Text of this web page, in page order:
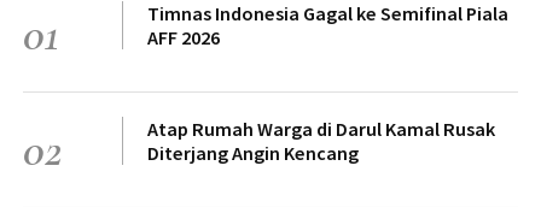
01
Timnas Indonesia Gagal ke Semifinal Piala
AFF 2026
02
Atap Rumah Warga di Darul Kamal Rusak
Diterjang Angin Kencang